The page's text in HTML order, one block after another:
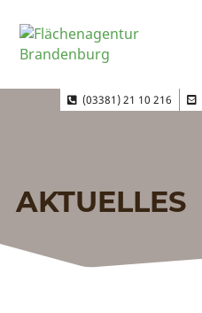
(03381) 21 10 216
AKTUELLES